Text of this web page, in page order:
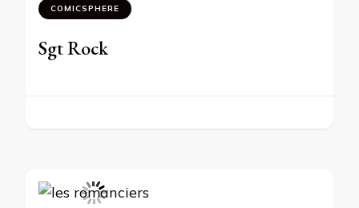
COMICSPHERE
Sgt Rock